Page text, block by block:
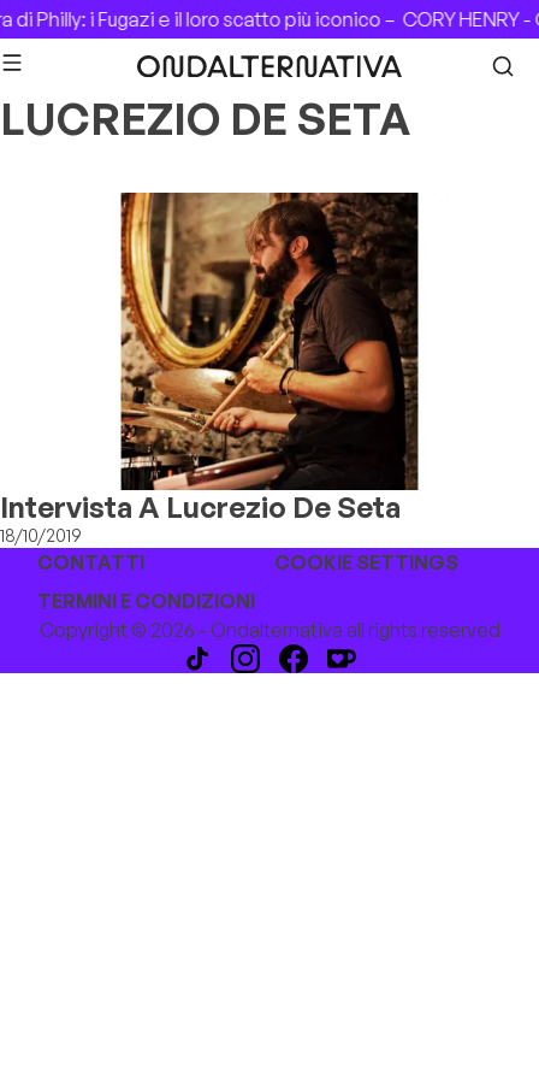
Skip to content
Philly: i Fugazi e il loro scatto più iconico – CORY HENRY
LUCREZIO DE SETA
Intervista A Lucrezio De Seta
18/10/2019
CONTATTI
COOKIE SETTINGS
TERMINI E CONDIZIONI
Copyright © 2026 - Ondalternativa all rights reserved